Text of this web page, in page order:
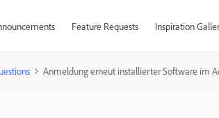
Feature Requests Inspiration
Anmeldung erneut installierter Software im